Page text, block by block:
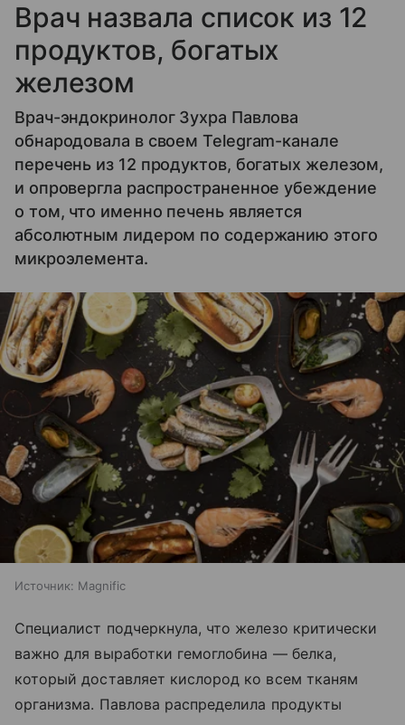
Врач назвала список из 12
продуктов, богатых
железом
Врач-эндокринолог Зухра Павлова
обнародовала в своем Telegram-канале
перечень из 12 продуктов, богатых железом,
и опровергла распространенное убеждение
о том, что именно печень является
абсолютным лидером по содержанию этого
микроэлемента.
Источник: Magnific
Специалист подчеркнула, что железо критически
важно для выработки гемоглобина — белка,
который доставляет кислород ко всем тканям
организма. Павлова распределила продукты